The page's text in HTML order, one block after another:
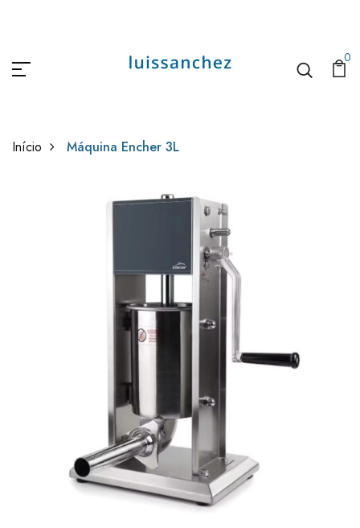
0
Início Máquina Encher 3L